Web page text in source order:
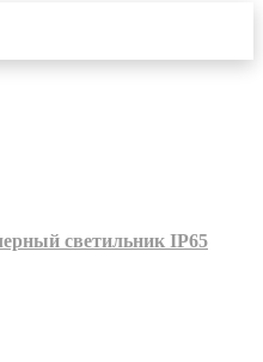
светильник IP65